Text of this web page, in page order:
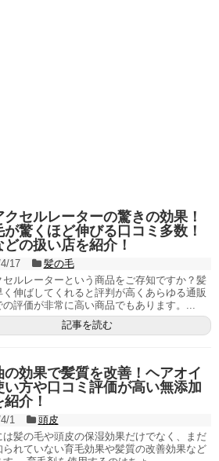
クセルレーターの驚きの効果！
が驚くほど伸びる口コミ多数！
の扱い店を紹介！
17
髪の毛
セルレーターという商品をご存知ですか？髪
く伸ばしてくれると評判が高くあらゆる通販
評価が非常に高い商品でもあります。...
記事を読む
の効果で髪質を改善！ヘアオイ
い方や口コミ評価が高い無添加
介！
1
頭皮
は髪の毛や頭皮の保湿効果だけでなく、まだ
られていない育毛効果や髪質の改善効果など